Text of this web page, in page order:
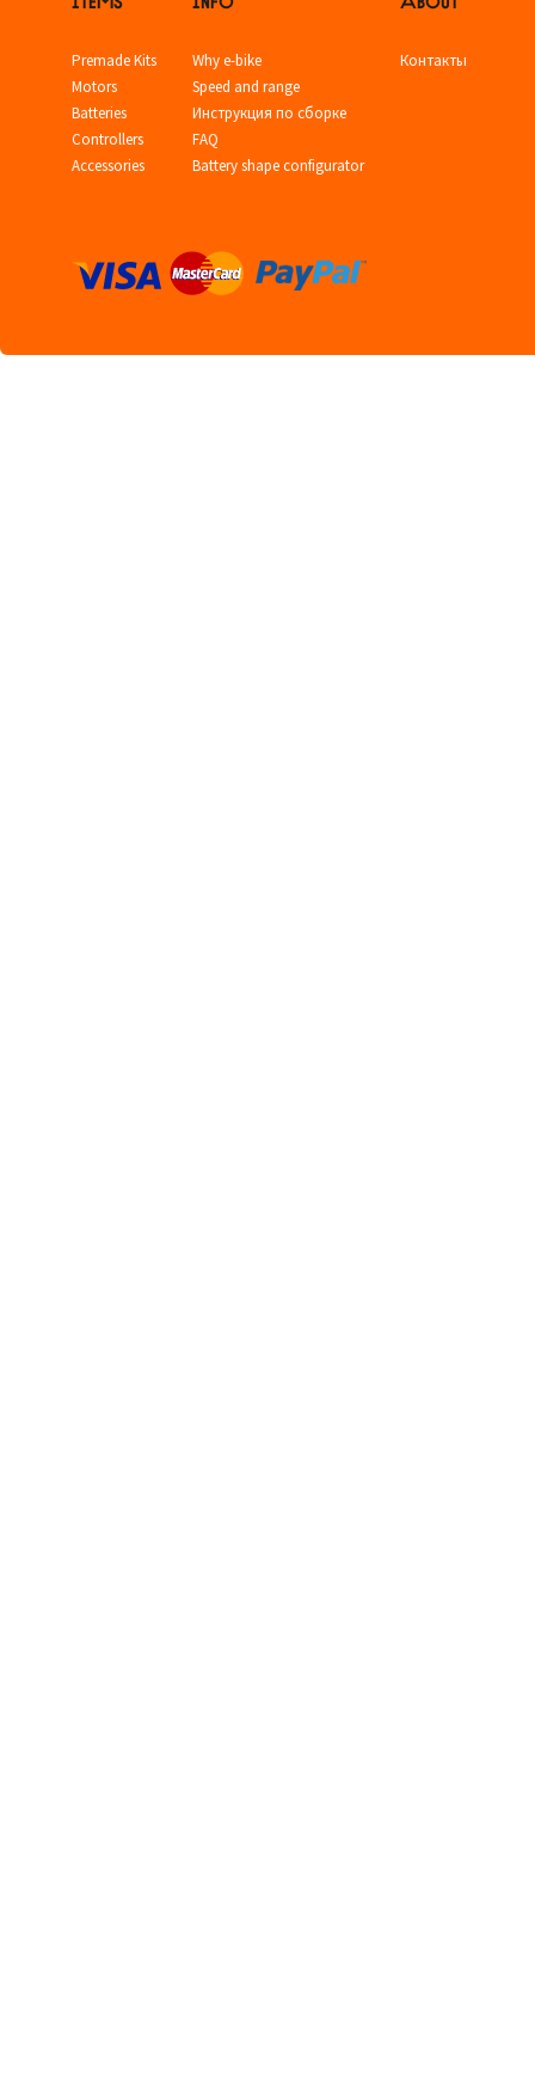
Premade Kits
Motors
Batteries
Controllers
Accessories
Why e-bike
Speed and range
Инструкция по сборке
FAQ
Battery shape configurator
Контакты